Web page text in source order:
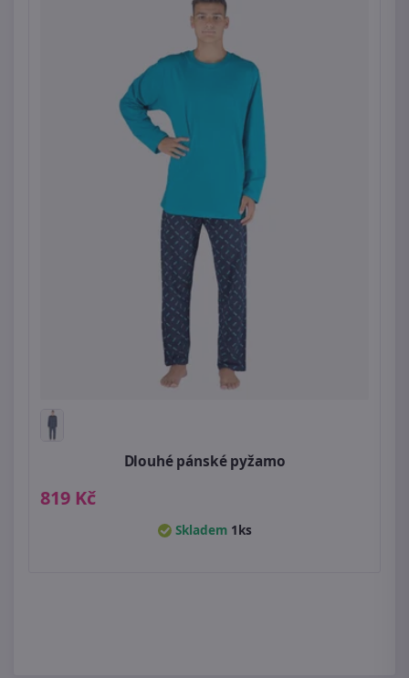
Dlouhé pánské pyžamo
819 Kč
Skladem 1ks